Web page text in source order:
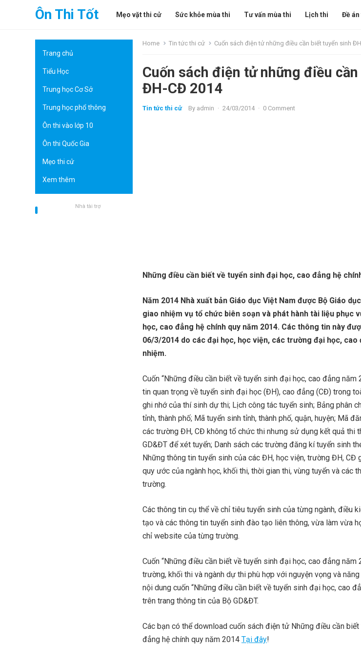
Ôn Thi Tốt Mẹo vặt thi cử Sức khỏe mùa thi Tư vấn mùa thi Lịch thi Đề án
Trang chủ
Tiểu Học
Trung học Cơ Sở
Trung học phổ thông
Ôn thi vào lớp 10
Ôn thi Quốc Gia
Mẹo thi cử
Xem thêm
Nhà tài trợ
Home Tin tức thi cử Cuốn sách điện tử những điều cần biết tuyển sinh
Cuốn sách điện tử những điều
ĐH-CĐ 2014
Tin tức thi cử By admin · 24/03/2014 · 0 Comment
Những điều cần biết về tuyển sinh đại học, cao đẳng hệ
Năm 2014 Nhà xuất bản Giáo dục Việt Nam được Bộ Giáo
giao nhiệm vụ tổ chức biên soạn và phát hành tài liệu phục
học, cao đẳng hệ chính quy năm 2014. Các thông tin này
06/3/2014 do các đại học, học viện, các trường đại học,
nhiệm.
Cuốn “Những điều cần biết về tuyển sinh đại học, cao đẳng năm
tin quan trọng về tuyển sinh đại học (ĐH), cao đẳng (CĐ) trong
ghi nhớ của thí sinh dự thi; Lịch công tác tuyển sinh; Bảng phân
tỉnh, thành phố; Mã tuyển sinh tỉnh, thành phố, quận, huyện; Mã
các trường ĐH, CĐ không tổ chức thi nhưng sử dụng kết quả thi
GD&ĐT để xét tuyển; Danh sách các trường đăng kí tuyển sinh
Những thông tin tuyển sinh của các ĐH, học viện, trường ĐH, CĐ
quy ước của ngành học, khối thi, thời gian thi, vùng tuyển và các
trường.
Các thông tin cụ thể về chỉ tiêu tuyển sinh của từng ngành, điều
tạo và các thông tin tuyển sinh đào tạo liên thông, vừa làm vừa
chỉ website của từng trường.
Cuốn “Những điều cần biết về tuyển sinh đại học, cao đẳng
trường, khối thi và ngành dự thi phù hợp với nguyện vọng và
nội dung cuốn “Những điều cần biết về tuyển sinh đại học, cao
trên trang thông tin của Bộ GD&ĐT.
Các bạn có thể download cuốn sách điện tử Những điều cần
đẳng hệ chính quy năm 2014 Tại đây!